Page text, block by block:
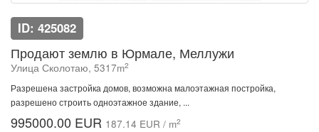
ID: 425082
Продают землю в Юрмале, Меллужи
Улица Сколотаю, 5317m2
Разрешена застройка домов, возможна малоэтажная постройка,
разрешено строить одноэтажное здание, ...
995000.00 EUR 187.14 EUR / m2